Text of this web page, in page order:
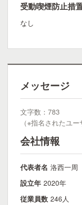
受動喫煙防止措
なし
メッセージ
文字数：783
（※指名されたユ
会社情報
代表者名 洛西一周
設立年 2020年
従業員数 246人